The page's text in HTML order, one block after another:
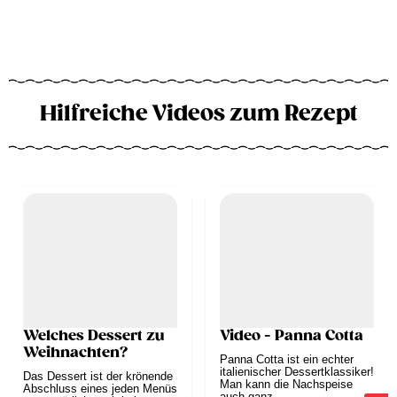
Hilfreiche Videos zum Rezept
Welches Dessert zu
Weihnachten?
Das Dessert ist der krönende
Abschluss eines jeden Menüs
Video - Panna Cotta
Panna Cotta ist ein echter
italienischer Dessertklassiker!
Man kann die Nachspeise